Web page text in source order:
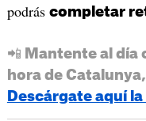
podrás completar
📲 Mantente al día
hora de
Descárgate aquí